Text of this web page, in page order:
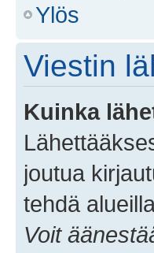
Ylös
Viestin
Kuinka
joutua
tehdä
Voit